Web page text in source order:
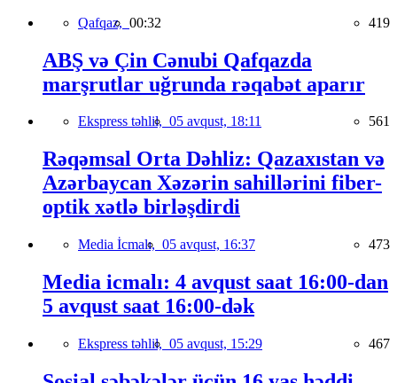
Qafqaz, 00:32 419
ABŞ və Çin Cənubi Qafqazda
marşrutlar uğrunda rəqabət aparır
Ekspress təhlil, 05 avqust, 18:11 561
Rəqəmsal Orta Dəhliz: Qazaxıstan və
Azərbaycan Xəzərin sahillərini fiber-
optik xətlə birləşdirdi
Media İcmalı, 05 avqust, 16:37 473
Media icmalı: 4 avqust saat 16:00-dan
5 avqust saat 16:00-dək
Ekspress təhlil, 05 avqust, 15:29 467